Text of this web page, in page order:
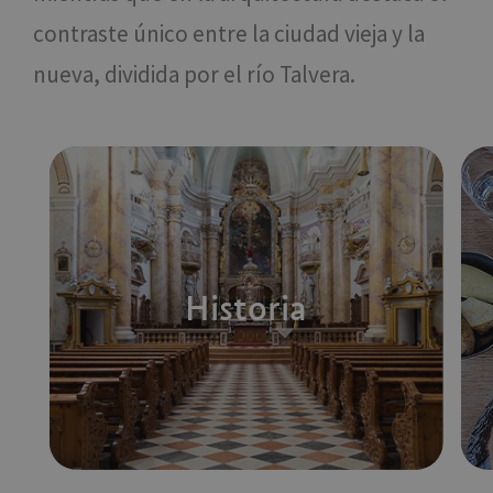
contraste único entre la ciudad vieja y la
nueva, dividida por el río Talvera.
Historia